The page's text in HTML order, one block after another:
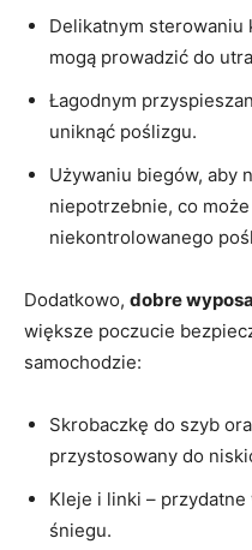
Delikatnym sterowaniu
mogą prowadzić ⁤do
Łagodnym
uniknąć poślizgu.
Używaniu‍ biegów,⁢ aby
niepotrzebnie, co
niekontrolowanego
Dodatkowo, dobre
​większe poczucie⁢
samochodzie:
Skrobaczkę do szyb
przystosowany do
Kleje ⁤i linki –
śniegu.